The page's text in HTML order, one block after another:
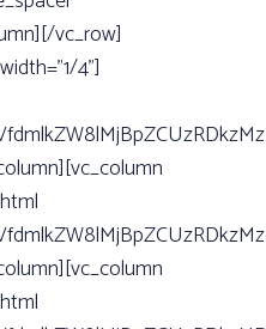
vc_row]
4”]